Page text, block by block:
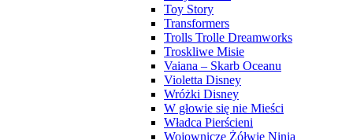
Toy Story
Transformers
Trolls Trolle Dreamworks
Troskliwe Misie
Vaiana – Skarb Oceanu
Violetta Disney
Wróżki Disney
W głowie się nie Mieści
Władca Pierścieni
Wojownicze Żółwie Ninja